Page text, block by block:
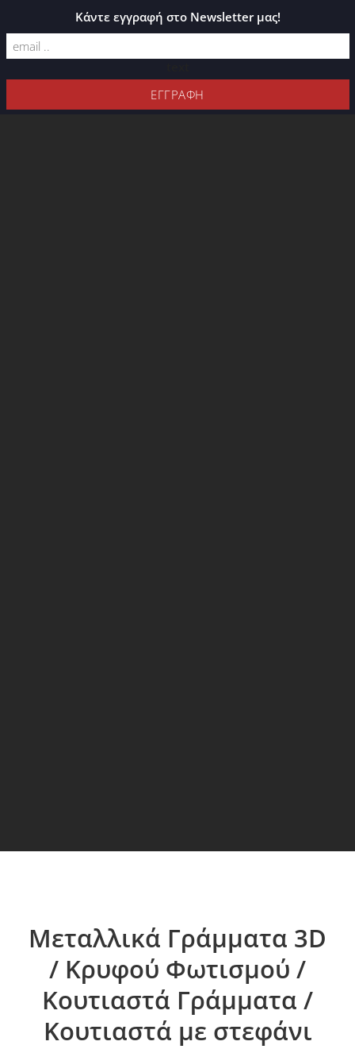
ΚΑΤΆΛΟΓΟΣ PLEXIGLASS
Μεταλλικά Γράμματα 3D
/ Κρυφού Φωτισμού /
Κουτιαστά Γράμματα /
Κουτιαστά με στεφάνι
Κάντε εγγραφή στο Newsletter μας!